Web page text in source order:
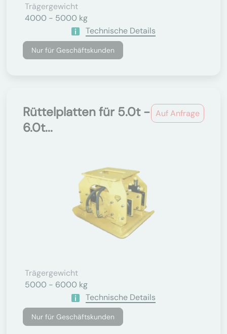
Trägergewicht
4000 - 5000 kg
Technische Details
Nur für Geschäftskunden
Auf Anfrage
Rüttelplatten für 5.0t -
6.0t...
Trägergewicht
5000 - 6000 kg
Technische Details
Nur für Geschäftskunden